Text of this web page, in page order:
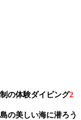
の体験ダイビング2
の美しい海に潜ろう